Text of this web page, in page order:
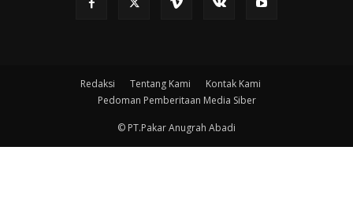
Redaksi Tentang Kami
Kontak Kami
Pedoman Pemberitaan Media Siber
© PT.Pakar Anugrah Abadi